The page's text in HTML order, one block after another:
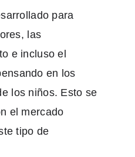
para
las
e incluso el
en los
los niños. Esto se
el mercado
tipo de